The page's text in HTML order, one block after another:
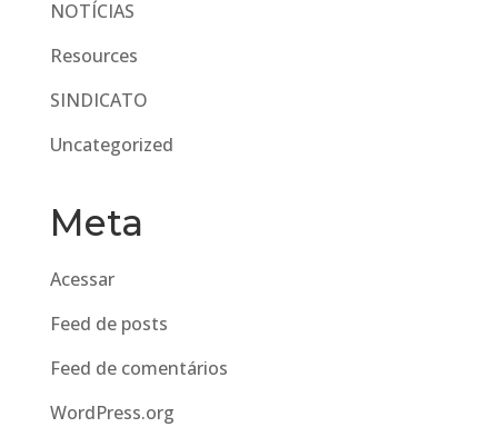
NOTÍCIAS
Resources
SINDICATO
Uncategorized
Meta
Acessar
Feed de posts
Feed de comentários
WordPress.org